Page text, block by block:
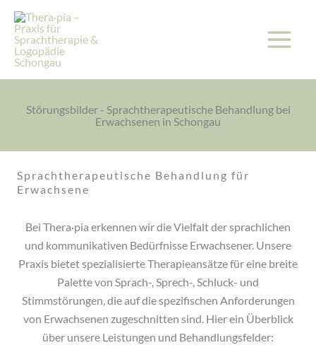
Zum
Inhalt
springen
Störungsbilder - Sprachtherapeutische Behandlung bei
Erwachsenen in Schongau
Sprachtherapeutische Behandlung für
Erwachsene
Bei Thera·pia erkennen wir die Vielfalt der sprachlichen
und kommunikativen Bedürfnisse Erwachsener. Unsere
Praxis bietet spezialisierte Therapieansätze für eine breite
Palette von Sprach-, Sprech-, Schluck- und
Stimmstörungen, die auf die spezifischen Anforderungen
von Erwachsenen zugeschnitten sind. Hier ein Überblick
über unsere Leistungen und Behandlungsfelder: